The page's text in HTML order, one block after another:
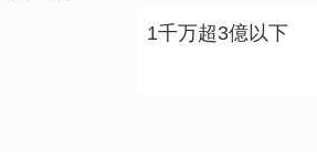
1千万超3億以下